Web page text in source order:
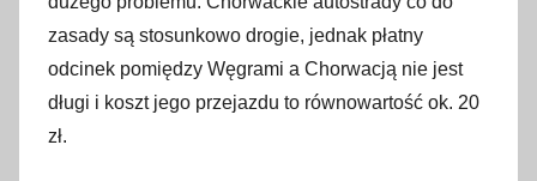
zasady są stosunkowo drogie, jednak płatny
odcinek pomiędzy Węgrami a Chorwacją nie jest
długi i koszt jego przejazdu to równowartość ok. 20
zł.